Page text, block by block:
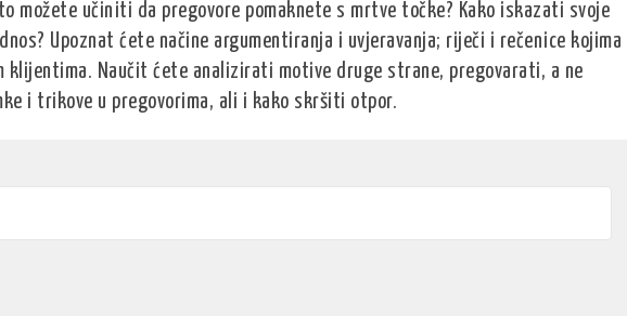
možete učiniti da pregovore pomaknete s mrtve točke? Kako iskazati svoje
Upoznat ćete načine argumentiranja i uvjeravanja; riječi i rečenice kojima
klijentima. Naučit ćete analizirati motive druge strane, pregovarati, a ne
i trikove u pregovorima, ali i kako skršiti otpor.